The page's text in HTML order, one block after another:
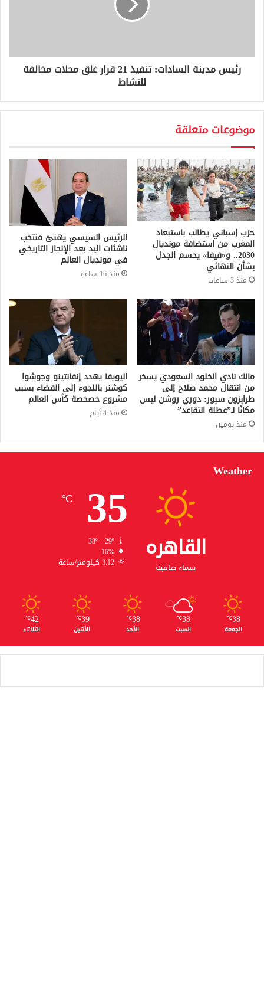
رئيس مدينة السادات: تنفيذ 21 قرار غلق محلات مخالفة
للنشاط
موضوعات متعلقة
حزب إسباني يطالب باستبعاد
المغرب من استضافة مونديال
2030.. و«فيفا» يحسم الجدل
بشأن النهائي
منذ 3 ساعات
الرئيس السيسي يهنئ منتخب
ناشئات اليد بعد الإنجاز التاريخي
في مونديال العالم
منذ 16 ساعة
مالك نادي الخلود السعودي يسخر
من انتقال محمد صلاح إلى
طرابزون سبور: دوري روشن ليس
مكانًا لـ”عطلة التقاعد”
منذ يومين
اليويفا يهدد إنفانتينو وجوشوا
كوشنر باللجوء إلى القضاء بسبب
مشروع خصخصة كأس العالم
منذ 4 أيام
Weather
القاهره
سماء صافية
35
℃
38º - 29º
16%
3.12 كيلومتر/ساعة
38
℃
الجمعة
38
℃
السبت
38
℃
الأحد
39
℃
الأثنين
42
℃
الثلاثاء